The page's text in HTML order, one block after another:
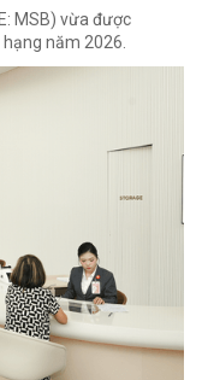
MSB) vừa được
năm 2026.